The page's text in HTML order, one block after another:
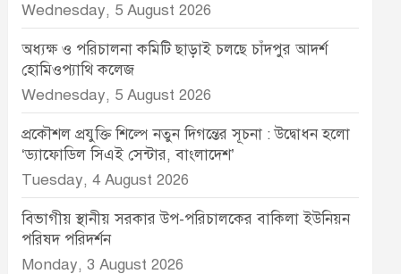
Wednesday, 5 August 2026
অধ্যক্ষ ও পরিচালনা কমিটি ছাড়াই চলছে চাঁদপুর আদর্শ
হোমিওপ্যাথি কলেজ
Wednesday, 5 August 2026
প্রকৌশল প্রযুক্তি শিল্পে নতুন দিগন্তের সূচনা : উদ্বোধন হলো
‘ড্যাফোডিল সিএই সেন্টার, বাংলাদেশ’
Tuesday, 4 August 2026
বিভাগীয় স্থানীয় সরকার উপ-পরিচালকের বাকিলা ইউনিয়ন
পরিষদ পরিদর্শন
Monday, 3 August 2026